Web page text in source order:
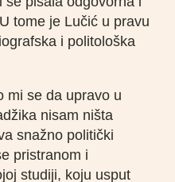
tome je Lučić u pravu
i politološka
mi se da upravo u
nisam ništa
snažno politički
pristranom i
studiji, koju usput